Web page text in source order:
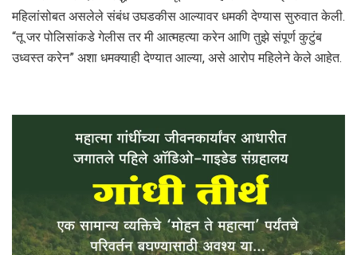
महिलांसोबत असलेले संबंध उघडकीस आल्यावर धमकी देण्यास सुरुवात केली.
“तू जर पोलिसांकडे गेलीस तर मी आत्महत्या करेन आणि तुझे संपूर्ण कुटुंब
उध्वस्त करेन” अशा धमक्याही देण्यात आल्या, असे आरोप महिलेने केले आहेत.